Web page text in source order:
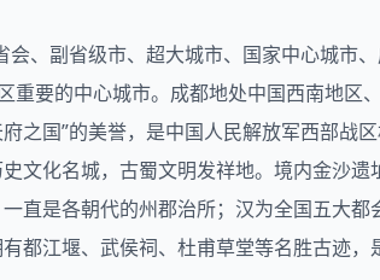
、副省级市、超大城市、国家中心城市
要的中心城市。成都地处中国西南地区
之国”的美誉，是中国人民解放军西部战
文化名城，古蜀文明发祥地。境内金沙
直是各朝代的州郡治所；汉为全国五大
都江堰、武侯祠、杜甫草堂等名胜古迹